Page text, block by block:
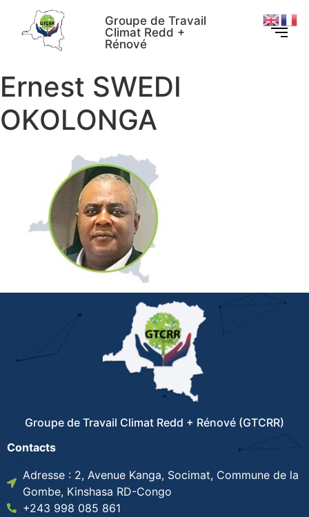
Groupe de Travail
Climat Redd +
Rénové
Ernest SWEDI
OKOLONGA
Groupe de Travail Climat Redd + Rénové (GTCRR)
Contacts
Adresse : 2, Avenue Kanga, Socimat, Commune de la
Gombe, Kinshasa RD-Congo
+243 998 085 861